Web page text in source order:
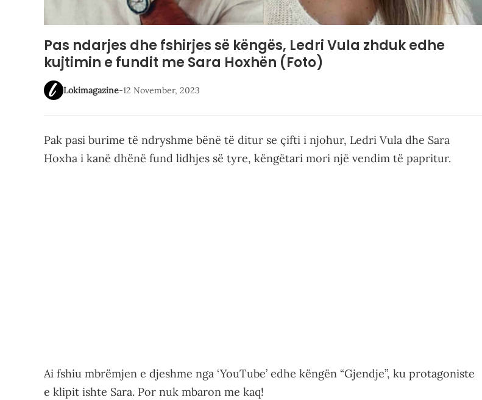
Pas ndarjes dhe fshirjes së këngës, Ledri Vula zhduk edhe
kujtimin e fundit me Sara Hoxhën (Foto)
Lokimagazine-12 November, 2023
Pak pasi burime të ndryshme bënë të ditur se çifti i njohur, Ledri Vula dhe Sara
Hoxha i kanë dhënë fund lidhjes së tyre, këngëtari mori një vendim të papritur.
Ai fshiu mbrëmjen e djeshme nga ‘YouTube’ edhe këngën “Gjendje”, ku protagoniste
e klipit ishte Sara. Por nuk mbaron me kaq!